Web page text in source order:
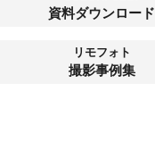
資料ダウンロード
リモフォト
撮影事例集